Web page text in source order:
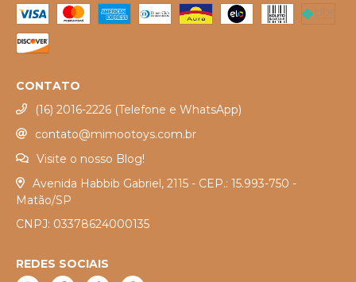
CONTATO
(16) 2016-2226 (Telefone e WhatsApp)
contato@mimootoys.com.br
Visite o nosso Blog!
Avenida Habbib Gabriel, 2115 - CEP.: 15.993-750 -
Matão/SP
CNPJ: 03378624000135
REDES SOCIAIS